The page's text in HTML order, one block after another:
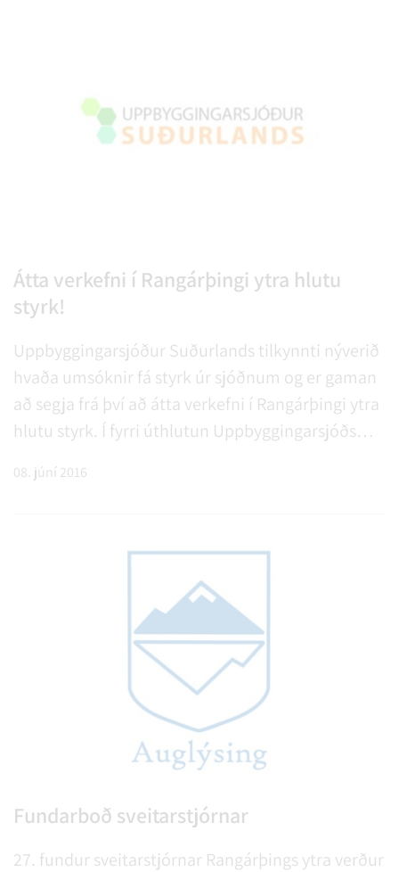
Átta verkefni í Rangárþingi ytra hlutu
styrk!
Uppbyggingarsjóður Suðurlands tilkynnti nýverið
hvaða umsóknir fá styrk úr sjóðnum og er gaman
að segja frá því að átta verkefni í Rangárþingi ytra
hlutu styrk. Í fyrri úthlutun Uppbyggingarsjóðs
umsóknir. Styrkur var veittur 87 verkefnum og er
08. júní 2016
Fundarboð sveitarstjórnar
27. fundur sveitarstjórnar Rangárþings ytra verður